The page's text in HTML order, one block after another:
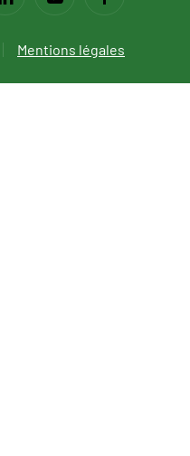
Mentions légales